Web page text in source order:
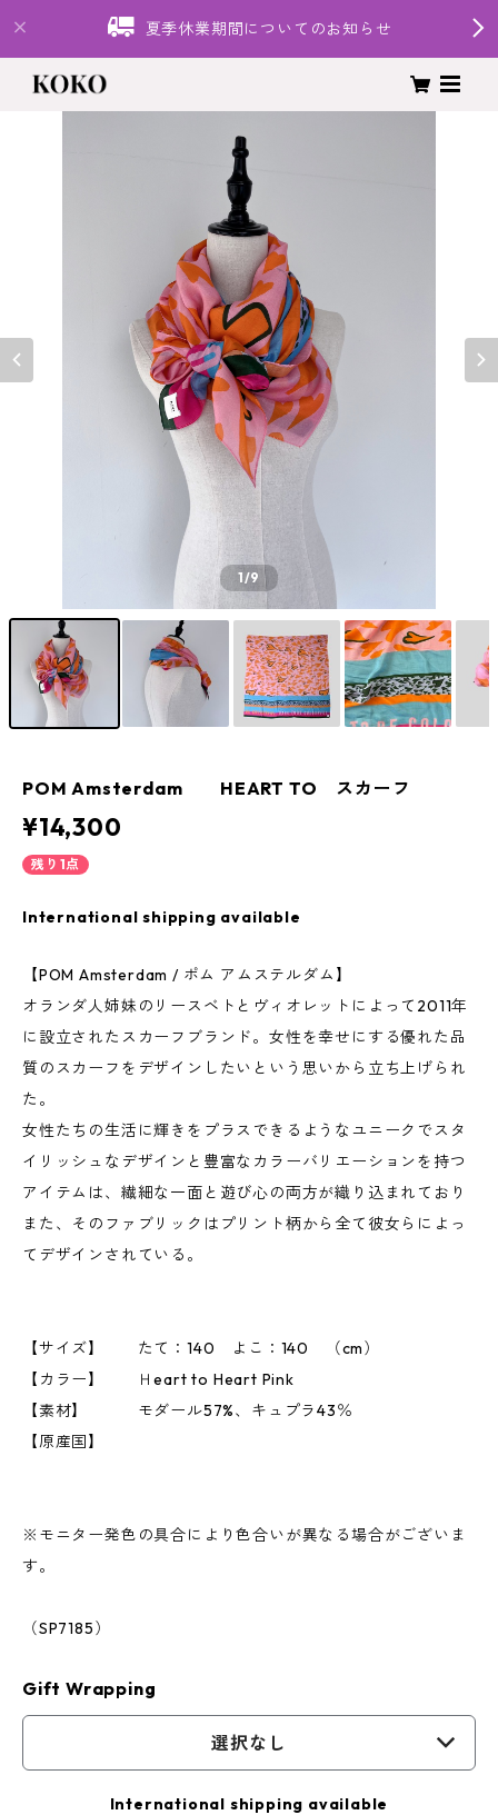
夏季休業期間についてのお知らせ
1/9
POM Amsterdam HEART TO スカーフ
¥14,300
残り1点
International shipping available
【POM Amsterdam / ポム アムステルダム】
オランダ人姉妹のリースベトとヴィオレットによって2011年
に設立されたスカーフブランド。女性を幸せにする優れた品
質のスカーフをデザインしたいという思いから立ち上げられ
た。
女性たちの生活に輝きをプラスできるようなユニークでスタ
イリッシュなデザインと豊富なカラーバリエーションを持つ
アイテムは、繊細な一面と遊び心の両方が織り込まれており
また、そのファブリックはプリント柄から全て彼女らによっ
てデザインされている。
【サイズ】 たて：140 よこ：140 （cm）
【カラー】 Ｈeart to Heart Pink
【素材】 モダール57%、キュプラ43％
【原産国】
※モニター発色の具合により色合いが異なる場合がございま
す。
（SP7185）
Gift Wrapping
選択なし
International shipping available